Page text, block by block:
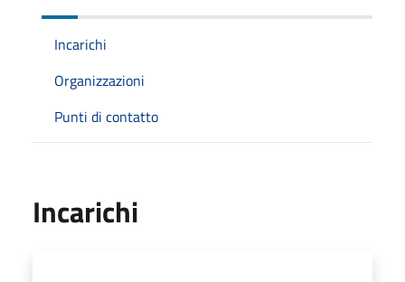
Incarichi
Organizzazioni
Punti di contatto
Incarichi